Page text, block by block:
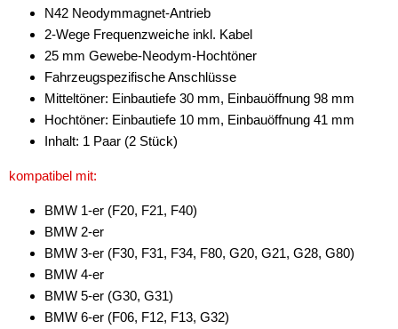
für Harley-Davidson
für Honda
für Hyundai
für Iveco
für Mazda
für Mercedes-Benz
für MINI
N42 Neodymmagnet-Antrieb
2-Wege Frequenzweiche inkl. Kabel
25 mm Gewebe-Neodym-Hochtöner
Fahrzeugspezifische Anschlüsse
Mitteltöner: Einbautiefe 30 mm, Einbauöffnung 98 mm
Hochtöner: Einbautiefe 10 mm, Einbauöffnung 41 mm
Inhalt: 1 Paar (2 Stück)
kompatibel mit:
BMW 1-er (F20, F21, F40)
BMW 2-er
BMW 3-er (F30, F31, F34, F80, G20, G21, G28, G80)
BMW 4-er
BMW 5-er (G30, G31)
BMW 6-er (F06, F12, F13, G32)